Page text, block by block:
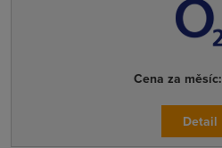
Cena za měsíc:
Detail